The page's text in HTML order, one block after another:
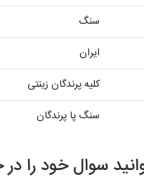
سنگ
ایران
کلیه پرندگان زینتی
سنگ پا پرندگان
سوال خود